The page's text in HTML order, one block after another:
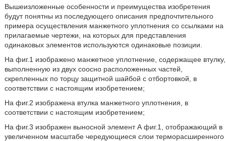
Вышеизложенные особенности и преимущества изобретения
будут понятны из последующего описания предпочтительного
примера осуществления манжетного уплотнения со ссылками на
прилагаемые чертежи, на которых для представления
одинаковых элементов используются одинаковые позиции.
На фиг.1 изображено манжетное уплотнение, содержащее втулку,
выполненную из двух соосно расположенных частей,
скрепленных по торцу защитной шайбой с отбортовкой, в
соответствии с настоящим изобретением;
На фиг.2 изображена втулка манжетного уплотнения, в
соответствии с настоящим изобретением;
На фиг.3 изображен выносной элемент А фиг.1, отображающий в
увеличенном масштабе чередующиеся слои терморасширенного